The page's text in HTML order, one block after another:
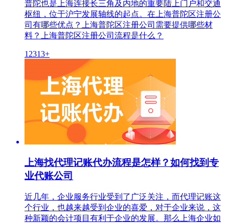
普陀也是上海连接长三角及内地的重要陆上门户和交通
枢纽，位于沪宁发展轴线的起点。在上海普陀区注册公
司有哪些优点？上海普陀区注册公司需要提供哪些材
料？上海普陀区注册公司流程是什么？
12313+
上海找代理记账代办流程是怎样？如何找到专
业代账公司
近几年，企业服务行业受到了广泛关注，而代理记账这
个行业，也越来越受到企业的喜爱，对于企业来说，这
种新颖的会计项目有利于企业的发展。那么上海企业如